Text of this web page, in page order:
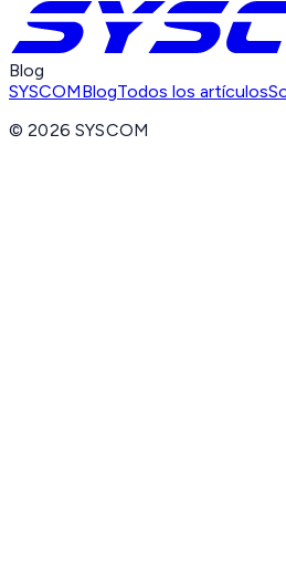
Blog
SYSCOMBlogTodos los artículos
©2026 SYSCOM